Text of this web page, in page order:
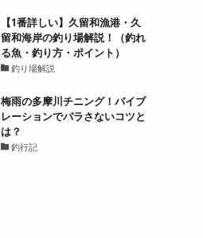
【1番詳しい】久留和漁港・久
留和海岸の釣り場解説！（釣れ
る魚・釣り方・ポイント）
釣り場解説
梅雨の多摩川チニング！バイブ
レーションでバラさないコツと
は？
釣行記